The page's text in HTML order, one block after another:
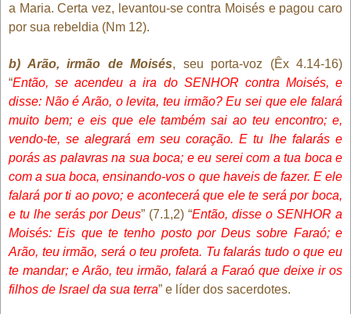
a Maria. Certa vez, levantou-se contra Moisés e pagou caro
por sua rebeldia (Nm 12).
b) Arão, irmão de Moisés, seu porta-voz (Êx 4.14-16)
“Então, se acendeu a ira do SENHOR contra Moisés, e
disse: Não é Arão, o levita, teu irmão? Eu sei que ele falará
muito bem; e eis que ele também sai ao teu encontro; e,
vendo-te, se alegrará em seu coração. E tu lhe falarás e
porás as palavras na sua boca; e eu serei com a tua boca e
com a sua boca, ensinando-vos o que haveis de fazer. E ele
falará por ti ao povo; e acontecerá que ele te será por boca,
e tu lhe serás por Deus” (7.1,2) “Então, disse o SENHOR a
Moisés: Eis que te tenho posto por Deus sobre Faraó; e
Arão, teu irmão, será o teu profeta. Tu falarás tudo o que eu
te mandar; e Arão, teu irmão, falará a Faraó que deixe ir os
filhos de Israel da sua terra” e líder dos sacerdotes.